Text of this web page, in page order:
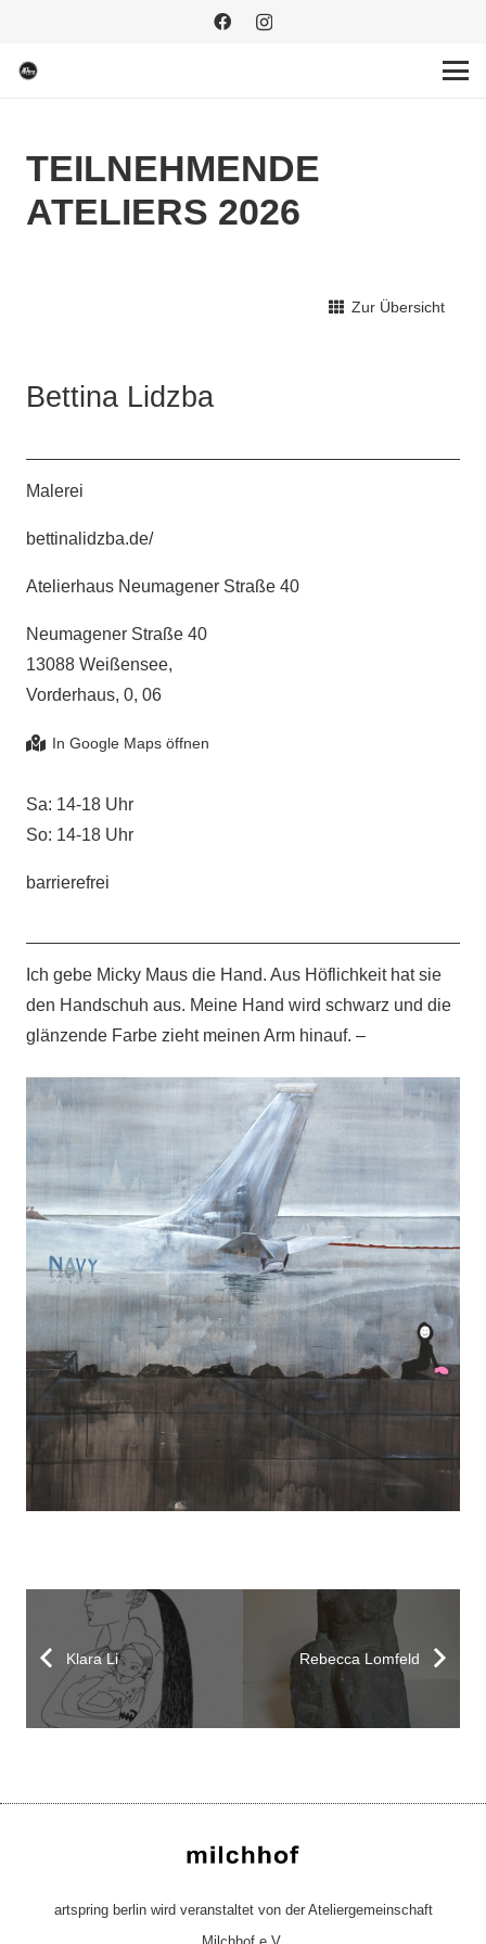
TEILNEHMENDE
ATELIERS 2026
Zur Übersicht
Bettina Lidzba
Malerei
bettinalidzba.de/
Atelierhaus Neumagener Straße 40
Neumagener Straße 40
13088 Weißensee,
Vorderhaus, 0, 06
Sa: 14-18 Uhr
So: 14-18 Uhr
barrierefrei
Ich gebe Micky Maus die Hand. Aus Höflichkeit hat sie
den Handschuh aus. Meine Hand wird schwarz und die
glänzende Farbe zieht meinen Arm hinauf. –
Klara Li Rebecca Lomfeld
artspring berlin wird veranstaltet von der Ateliergemeinschaft